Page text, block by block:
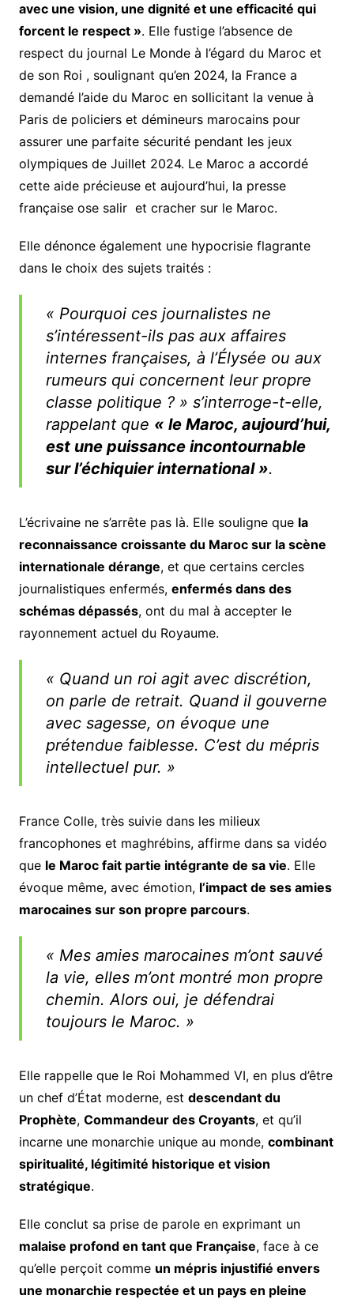
avec une vision, une dignité et une efficacité qui
forcent le respect ». Elle fustige l’absence de
respect du journal Le Monde à l’égard du Maroc et
de son Roi , soulignant qu’en 2024, la France a
demandé l’aide du Maroc en sollicitant la venue à
Paris de policiers et démineurs marocains pour
assurer une parfaite sécurité pendant les jeux
olympiques de Juillet 2024. Le Maroc a accordé
cette aide précieuse et aujourd’hui, la presse
française ose salir et cracher sur le Maroc.
Elle dénonce également une hypocrisie flagrante
dans le choix des sujets traités :
« Pourquoi ces journalistes ne
s’intéressent-ils pas aux affaires
internes françaises, à l’Élysée ou aux
rumeurs qui concernent leur propre
classe politique ? » s’interroge-t-elle,
rappelant que « le Maroc, aujourd’hui,
est une puissance incontournable
sur l’échiquier international ».
L’écrivaine ne s’arrête pas là. Elle souligne que la
reconnaissance croissante du Maroc sur la scène
internationale dérange, et que certains cercles
journalistiques enfermés, enfermés dans des
schémas dépassés, ont du mal à accepter le
rayonnement actuel du Royaume.
« Quand un roi agit avec discrétion,
on parle de retrait. Quand il gouverne
avec sagesse, on évoque une
prétendue faiblesse. C’est du mépris
intellectuel pur. »
France Colle, très suivie dans les milieux
francophones et maghrébins, affirme dans sa vidéo
que le Maroc fait partie intégrante de sa vie. Elle
évoque même, avec émotion, l’impact de ses amies
marocaines sur son propre parcours.
« Mes amies marocaines m’ont sauvé
la vie, elles m’ont montré mon propre
chemin. Alors oui, je défendrai
toujours le Maroc. »
Elle rappelle que le Roi Mohammed VI, en plus d’être
un chef d’État moderne, est descendant du
Prophète, Commandeur des Croyants, et qu’il
incarne une monarchie unique au monde, combinant
spiritualité, légitimité historique et vision
stratégique.
Elle conclut sa prise de parole en exprimant un
malaise profond en tant que Française, face à ce
qu’elle perçoit comme un mépris injustifié envers
une monarchie respectée et un pays en pleine